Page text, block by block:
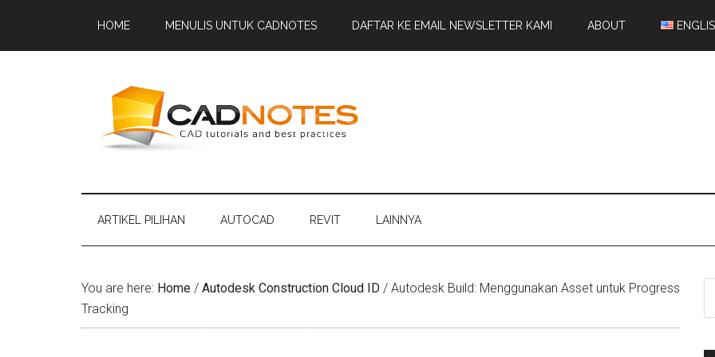
HOME MENULIS UNTUK CADNOTES DAFTAR KE EMAIL NEWSLETTER KAMI ABOUT
ARTIKEL PILIHAN AUTOCAD REVIT LAINNYA
You are here: Home / Autodesk Construction Cloud ID / Autodesk Build: Menggunakan Asset untuk Progress
Tracking